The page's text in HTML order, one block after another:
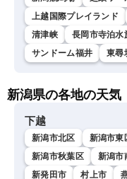
上越国際プレイランド
清津峡
長岡市寺泊水
サンドーム福井
東尋
新潟県の各地の天気
下越
新潟市北区 新潟市東
新潟市秋葉区
新潟市
新発田市
村上市